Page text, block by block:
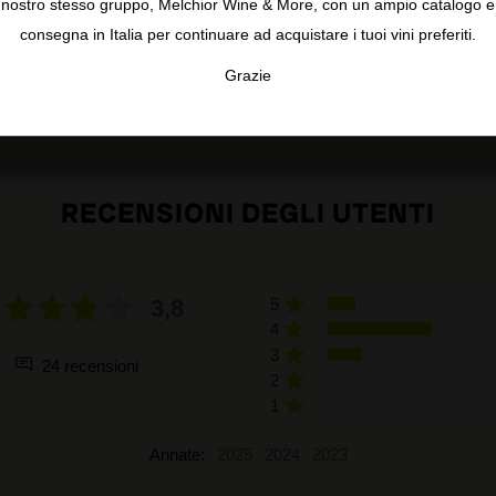
RECENSIONI DEGLI UTENTI
24 recensioni
Annate:
nostro stesso gruppo, Melchior Wine & More, con un ampio catalogo e
consegna in Italia per continuare ad acquistare i tuoi vini preferiti.
Grazie